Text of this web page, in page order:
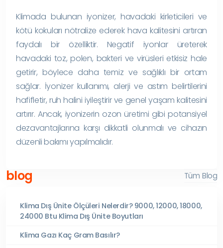
Klimada bulunan iyonizer, havadaki kirleticileri ve
kötü kokuları nötralize ederek hava kalitesini artıran
faydalı bir özelliktir. Negatif iyonlar üreterek
havadaki toz, polen, bakteri ve virüsleri etkisiz hale
getirir, böylece daha temiz ve sağlıklı bir ortam
sağlar. İyonizer kullanımı, alerji ve astım belirtilerini
hafifletir, ruh halini iyileştirir ve genel yaşam kalitesini
artırır. Ancak, iyonizerin ozon üretimi gibi potansiyel
dezavantajlarına karşı dikkatli olunmalı ve cihazın
düzenli bakımı yapılmalıdır.
blog Tüm Blog
Klima Dış Ünite Ölçüleri Nelerdir? 9000, 12000, 18000,
24000 Btu Klima Dış Ünite Boyutları
Klima Gazı Kaç Gram Basılır?